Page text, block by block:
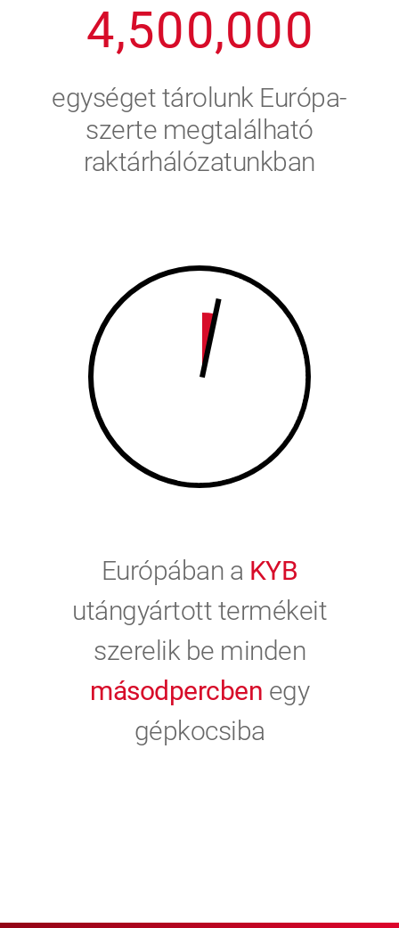
4
5
6
7
0
,5
6
7
8
0
00,000
egységet tárolunk Európa-
szerte megtalálható
raktárhálózatunkban
Európában a KYB
utángyártott termékeit
szerelik be minden
másodpercben egy
gépkocsiba